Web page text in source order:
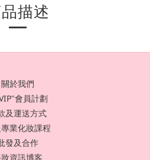
描述
關於我們
會員計劃
及運送方式
業化妝課程
發及合作
資訊博客